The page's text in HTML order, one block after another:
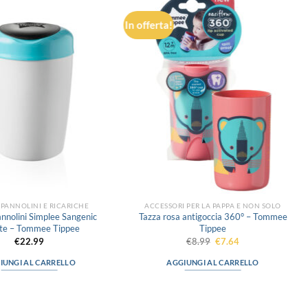
E RICARICHE
Simplee Sangenic
– Tommee Tippee
€22.99
AL CARRELLO
In offerta!
ACCESSORI PER LA PAPPA E NON SOLO
Tazza rosa antigoccia 360° – Tommee
Tippee
€8.99 Il
originale
era:
€7.64Il
attuale
è:
AGGIUNGI AL CARRELLO